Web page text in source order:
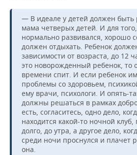
— В идеале у детей должен
мама четверых детей. И для
нормально развивался, хорошо
должен отдыхать. Ребенок
зависимости от возраста, до 12
это новорожденный ребенок, то
времени спит. И если ребенок
проблемы со здоровьем,
ему врачи, психологи. И опять-
должны решаться в рамках
есть, согласитесь, одно дело,
находится какой-то ночной клуб,
долго, до утра, а другое дело,
среди ночи проснулся и плачет
она.